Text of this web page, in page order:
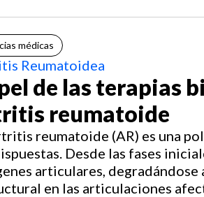
médicas
Reumatoidea
de las terapias
reumatoide
reumatoide (AR) es una
Desde las fases
articulares,
en las articulaciones